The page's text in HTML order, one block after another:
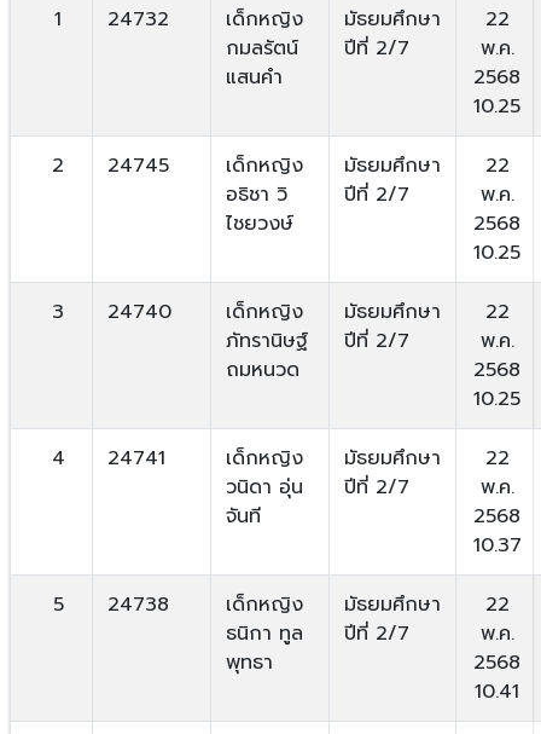
1 24732
เด็กหญิง
กมลรัตน์
แสนคำ
มัธยมศึกษา
ปีที่ 2/7
22
พ.ค.
2568
10.25
2 24745
เด็กหญิง
อธิชา วิ
ไชยวงษ์
มัธยมศึกษา
ปีที่ 2/7
22
พ.ค.
2568
10.25
3 24740
เด็กหญิง
ภัทรานิษฐ์
ถมหนวด
มัธยมศึกษา
ปีที่ 2/7
22
พ.ค.
2568
10.25
4 24741
เด็กหญิง
วนิดา อุ่น
จันที
มัธยมศึกษา
ปีที่ 2/7
22
พ.ค.
2568
10.37
5 24738
เด็กหญิง
ธนิกา ทูล
พุทธา
มัธยมศึกษา
ปีที่ 2/7
22
พ.ค.
2568
10.41